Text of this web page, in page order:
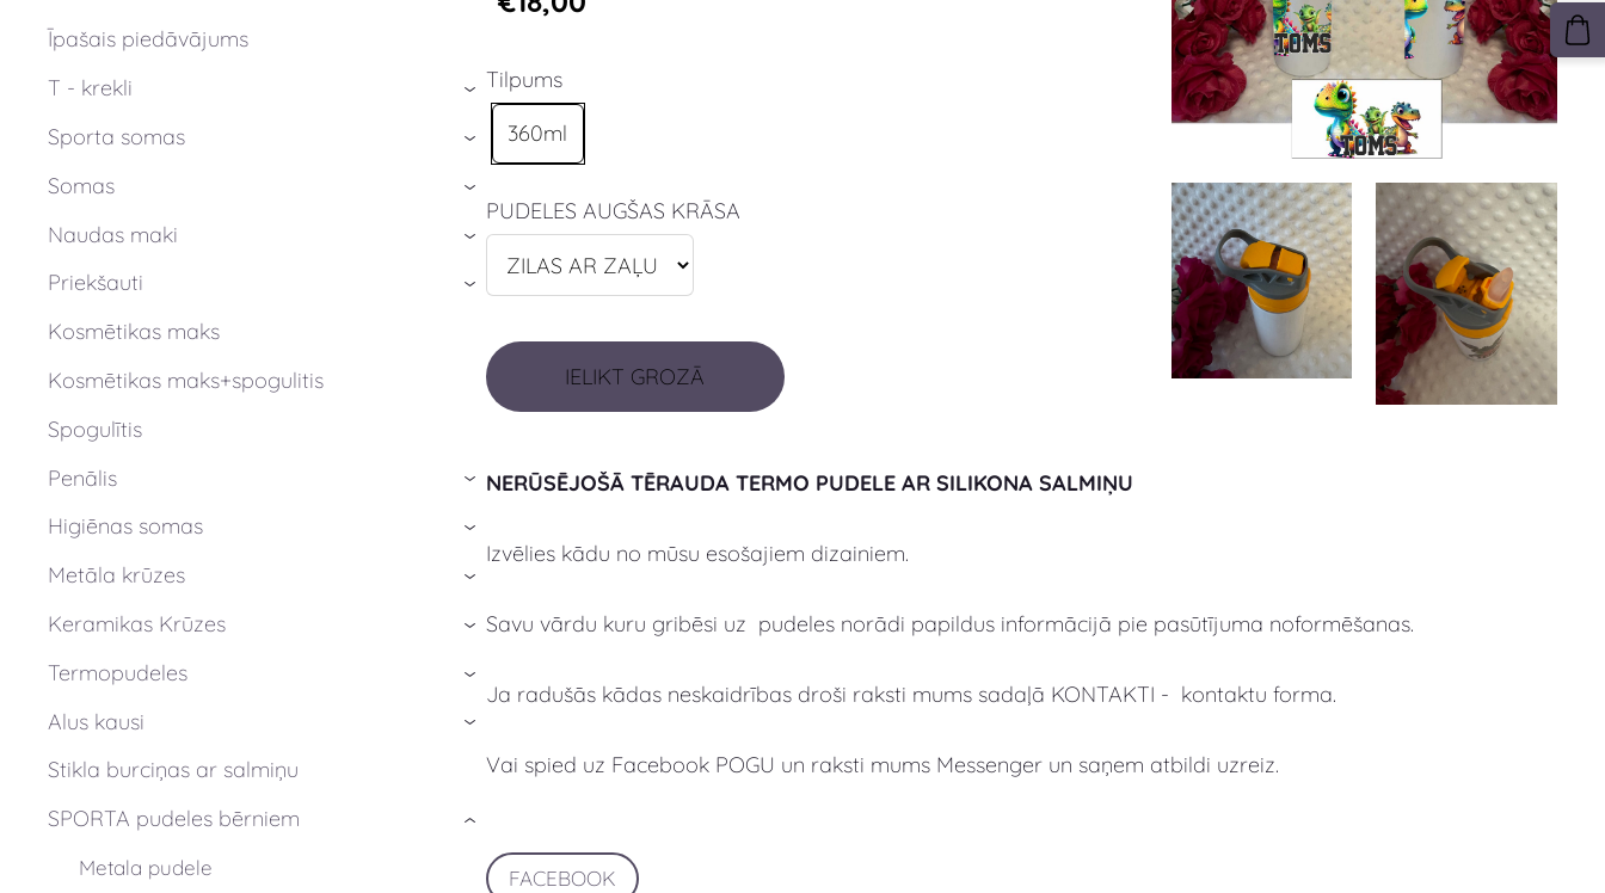
Īpašais piedāvājums
T - krekli
›
Sporta somas ›
Somas ›
Naudas maki ›
Priekšauti ›
Kosmētikas maks
Kosmētikas maks+spogulitis
Spogulītis
Penālis
›
Higiēnas somas ›
Metāla krūzes ›
Keramikas Krūzes ›
Termopudeles ›
Alus kausi ›
Stikla burciņas ar salmiņu
SPORTA pudeles bērniem
Metala pudele
›
Tilpums
360ml
PUDELES AUGŠAS KRĀSA
IELIKT GROZĀ
NERŪSĒJOŠĀ TĒRAUDA TERMO PUDELE AR SILIKONA SALMIŅU
Izvēlies kādu no mūsu esošajiem dizainiem.
Savu vārdu kuru gribēsi uz pudeles norādi papildus informācijā pie pasūtījuma noformēšanas.
Ja radušās kādas neskaidrības droši raksti mums sadaļā KONTAKTI - kontaktu forma.
Vai spied uz Facebook POGU un raksti mums Messenger un saņem atbildi uzreiz.
FACEBOOK